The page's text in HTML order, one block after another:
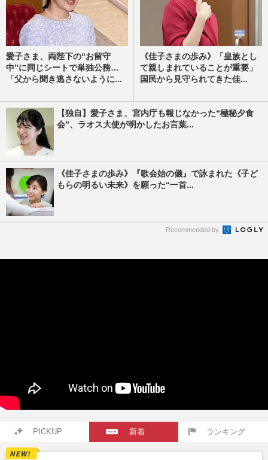
愛子さま、両陛下の“お留守
中”に同じシートで単独公務…
「父から聞き逃さないように...
《佳子さまの歩み》「皇族とし
て親しまれていることが重要」
国民から見守られてきた佳...
【独自】愛子さま、宮内庁も報じなかった“極秘夕食
会”、ラオス大使が明かしたお言葉...
《佳子さまの歩み》『歌会始の儀』で詠まれた《子ど
もらの明るい未来》を願った“一首...
Recommended by
PICKUP 新着 ランキング